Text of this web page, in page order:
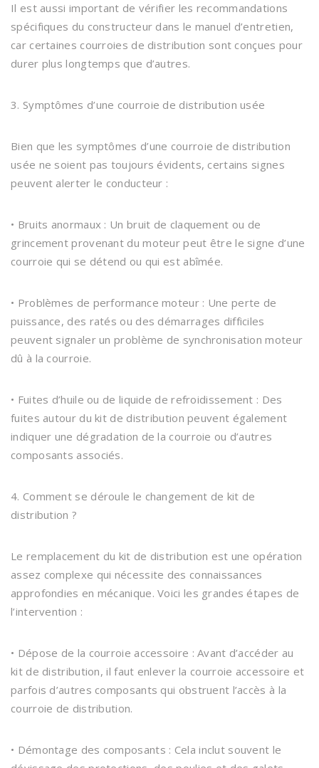
Il est aussi important de vérifier les recommandations
spécifiques du constructeur dans le manuel d’entretien,
car certaines courroies de distribution sont conçues pour
durer plus longtemps que d’autres.
3. Symptômes d’une courroie de distribution usée
Bien que les symptômes d’une courroie de distribution
usée ne soient pas toujours évidents, certains signes
peuvent alerter le conducteur :
• Bruits anormaux : Un bruit de claquement ou de
grincement provenant du moteur peut être le signe d’une
courroie qui se détend ou qui est abîmée.
• Problèmes de performance moteur : Une perte de
puissance, des ratés ou des démarrages difficiles
peuvent signaler un problème de synchronisation moteur
dû à la courroie.
• Fuites d’huile ou de liquide de refroidissement : Des
fuites autour du kit de distribution peuvent également
indiquer une dégradation de la courroie ou d’autres
composants associés.
4. Comment se déroule le changement de kit de
distribution ?
Le remplacement du kit de distribution est une opération
assez complexe qui nécessite des connaissances
approfondies en mécanique. Voici les grandes étapes de
l’intervention :
• Dépose de la courroie accessoire : Avant d’accéder au
kit de distribution, il faut enlever la courroie accessoire et
parfois d’autres composants qui obstruent l’accès à la
courroie de distribution.
• Démontage des composants : Cela inclut souvent le